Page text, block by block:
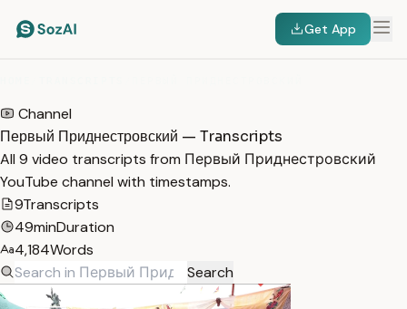
Get App
Channel
Первый Приднестровский — Transcripts
All 9 video transcripts from Первый Приднестровский
YouTube channel with timestamps.
9Transcripts
49minDuration
4,184Words
Search